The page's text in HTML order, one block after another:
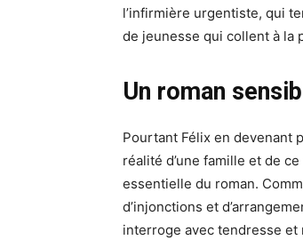
l’infirmière urgentiste, qui
de jeunesse qui collent à la
Un roman
Pourtant Félix en devenant
réalité d’une famille et de
essentielle du roman.
d’injonctions et
interroge avec tendresse